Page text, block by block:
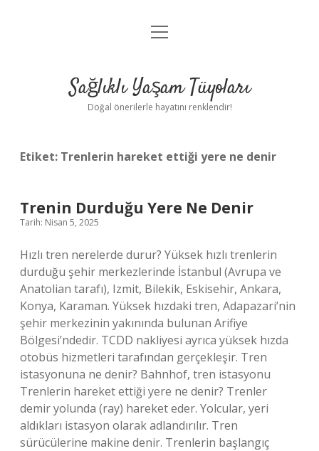
Anasayfa
Yasal Uyarı
menüyü
Sağlıklı Yaşam Tüyoları
Doğal önerilerle hayatını renklendir!
Etiket: Trenlerin hareket ettiği yere ne denir
Trenin Durduğu Yere Ne Denir
Tarih: Nisan 5, 2025
Hızlı tren nerelerde durur? Yüksek hızlı trenlerin
durduğu şehir merkezlerinde İstanbul (Avrupa ve
Anatolian tarafı), Izmit, Bilekik, Eskisehir, Ankara,
Konya, Karaman. Yüksek hızdaki tren, Adapazari’nin
şehir merkezinin yakınında bulunan Arifiye
Bölgesi’ndedir. TCDD nakliyesi ayrıca yüksek hızda
otobüs hizmetleri tarafından gerçekleşir. Tren
istasyonuna ne denir? Bahnhof, tren istasyonu
Trenlerin hareket ettiği yere ne denir? Trenler
demir yolunda (ray) hareket eder. Yolcular, yeri
aldıkları istasyon olarak adlandırılır. Tren
sürücülerine makine denir. Trenlerin başlangıç ​​